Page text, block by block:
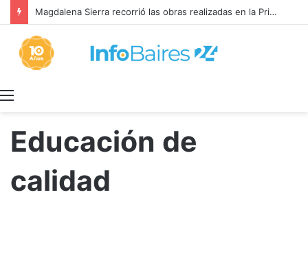
Magdalena Sierra recorrió las obras realizadas en la Primaria 36
Educación de
calidad